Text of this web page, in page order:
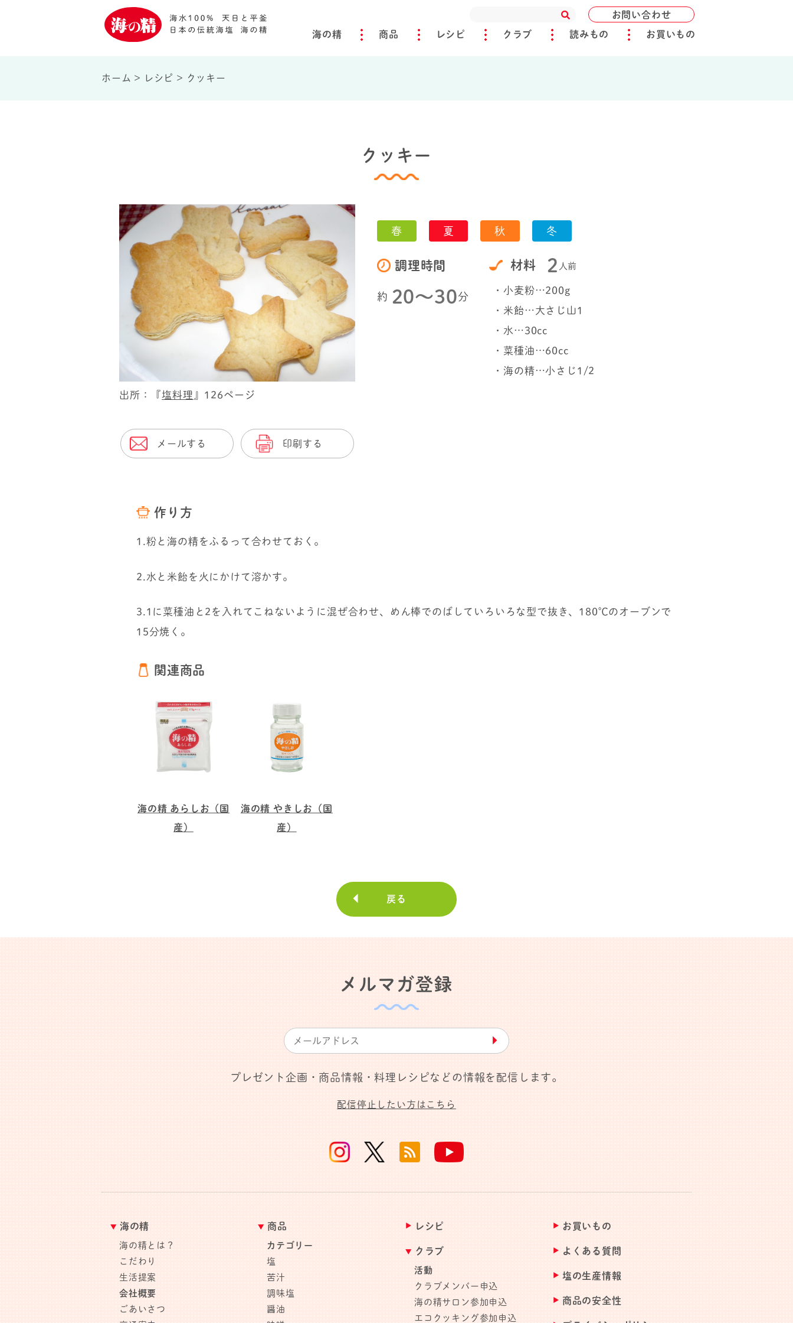
お問い合わせ
海の精 商品 レシピ クラブ 読みもの お買いもの
ホーム > レシピ > クッキー
クッキー
出所：『塩料理 』126ページ
メールする 印刷する
春 夏 秋 冬
調理時間
約 20〜30分
材料 2 人前
・小麦粉…200g
・米飴…大さじ山1
・水…30cc
・菜種油…60cc
・海の精…小さじ1/2
作り方
1.粉と海の精をふるって合わせておく。
2.水と米飴を火にかけて溶かす。
3.1に菜種油と2を入れてこねないように混ぜ合わせ、めん棒でのばしていろいろな型で抜き、180℃のオーブンで
15分焼く。
関連商品
海の精 あらしお（国
産）
海の精 やきしお（国
産）
戻る
メルマガ登録
▶︎
プレゼント企画・商品情報・料理レシピなどの情報を配信します。
配信停止したい方はこちら
海の精
海の精とは？
こだわり
生活提案
会社概要
ごあいさつ
商品
カテゴリー
塩
苦汁
調味塩
醤油
レシピ
クラブ
活動
クラブメンバー申込
海の精サロン参加申込
エコクッキング参加申込
お買いもの
よくある質問
塩の生産情報
商品の安全性